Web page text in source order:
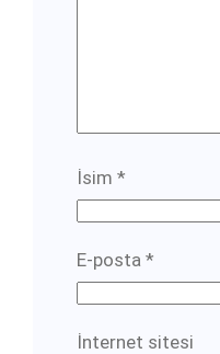
İsim *
E-posta *
İnternet sitesi